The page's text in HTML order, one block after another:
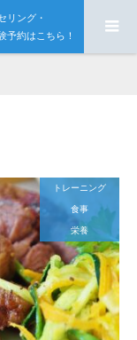
リング・
予約はこちら！
トレーニング
食事
栄養